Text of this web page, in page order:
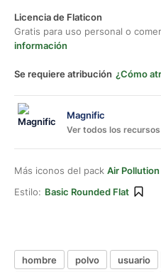
Licencia de Flaticon
Gratis para uso personal o
información
Se requiere atribución ¿Cómo
Magnific
Ver todos los
Más iconos del pack Air Pollution
Estilo: Basic Rounded Flat
hombre polvo usuario